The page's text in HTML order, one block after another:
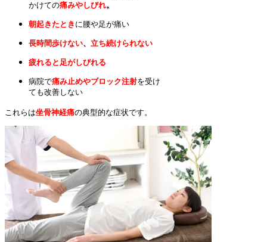
かけての痛みやしびれ。
朝起きたとき に腰や足が痛い
長時間歩けない、 立ち続けられない
疲れると足がしびれる
病院で痛み止めやブロック注射を受け
ても改善しない
これらは坐骨神経痛の典型的な症状です。